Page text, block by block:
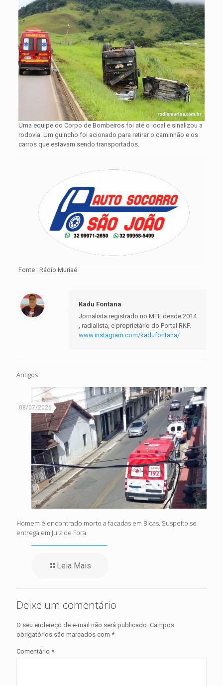
Uma equipe do Corpo de Bombeiros foi até o local e sinalizou a
rodovia. Um guincho foi acionado para retirar o caminhão e os
carros que estavam sendo transportados.
Fonte : Rádio Muriaé
Kadu Fontana
Jornalista registrado no MTE desde 2014
, radialista, e proprietário do Portal RKF.
www.instagram.com/kadufontana/
Antigos
08/07/2026
Homem é encontrado morto a facadas em Bicas. Suspeito se
entrega em Juiz de Fora.
Leia Mais
Deixe um comentário
O seu endereço de e-mail não será publicado. Campos
obrigatórios são marcados com *
Comentário *